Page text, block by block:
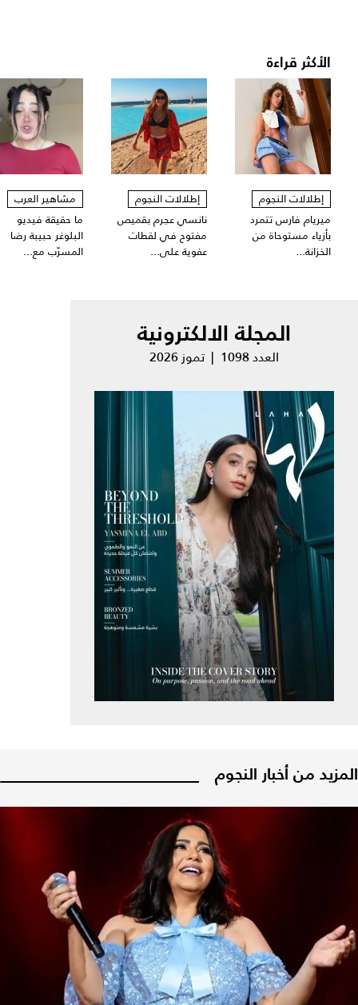
الأكثر قراءة
إطلالات النجوم
ميريام فارس تتمرد
بأزياء مستوحاة من
الخزانة...
إطلالات النجوم
نانسي عجرم بقميص
مفتوح في لقطات
عفوية على...
مشاهير العرب
ما حقيقة فيديو
البلوغر حبيبة رضا
المسرّب مع...
المجلة الالكترونية
العدد 1098 | تموز 2026
المزيد من أخبار النجوم